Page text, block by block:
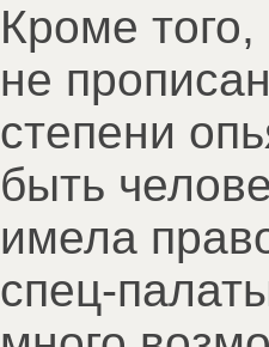
Кроме того,
не
степени
быть
имела
спец-